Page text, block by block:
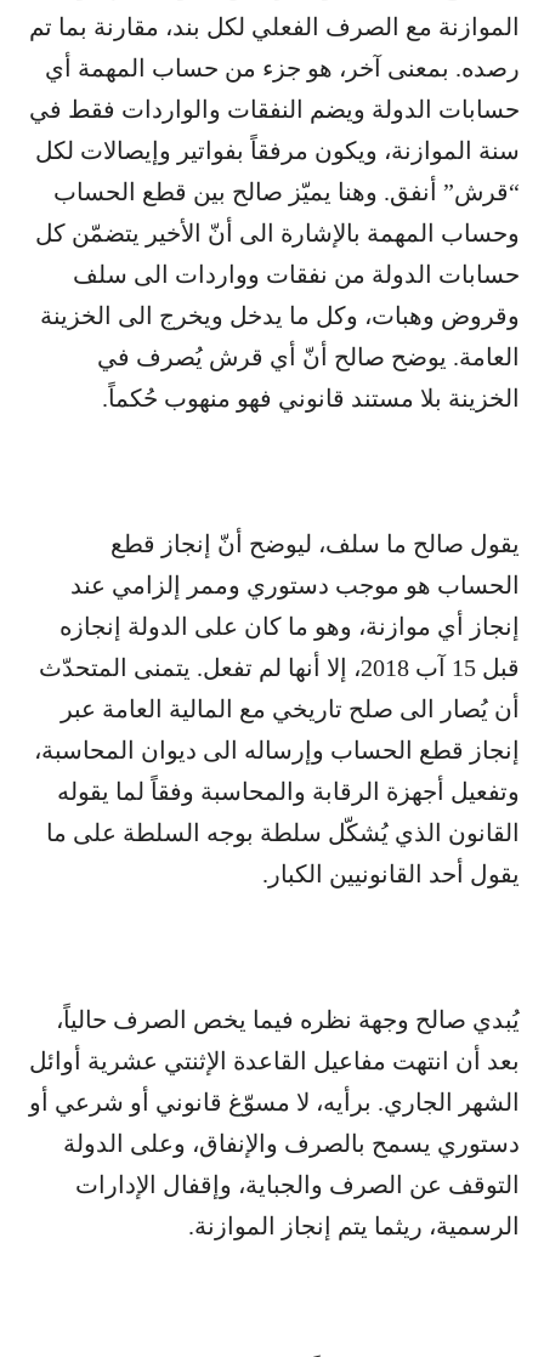
الموازنة مع الصرف الفعلي لكل بند، مقارنة بما تم
رصده. بمعنى آخر، هو جزء من حساب المهمة أي
حسابات الدولة ويضم النفقات والواردات فقط في
سنة الموازنة، ويكون مرفقاً بفواتير وإيصالات لكل
“قرش” أنفق. وهنا يميّز صالح بين قطع الحساب
وحساب المهمة بالإشارة الى أنّ الأخير يتضمّن كل
حسابات الدولة من نفقات وواردات الى سلف
وقروض وهبات، وكل ما يدخل ويخرج الى الخزينة
العامة. يوضح صالح أنّ أي قرش يُصرف في
الخزينة بلا مستند قانوني فهو منهوب حُكماً.
يقول صالح ما سلف، ليوضح أنّ إنجاز قطع
الحساب هو موجب دستوري وممر إلزامي عند
إنجاز أي موازنة، وهو ما كان على الدولة إنجازه
قبل 15 آب 2018، إلا أنها لم تفعل. يتمنى المتحدّث
أن يُصار الى صلح تاريخي مع المالية العامة عبر
إنجاز قطع الحساب وإرساله الى ديوان المحاسبة،
وتفعيل أجهزة الرقابة والمحاسبة وفقاً لما يقوله
القانون الذي يُشكّل سلطة بوجه السلطة على ما
يقول أحد القانونيين الكبار.
يُبدي صالح وجهة نظره فيما يخص الصرف حالياً،
بعد أن انتهت مفاعيل القاعدة الإثنتي عشرية أوائل
الشهر الجاري. برأيه، لا مسوّغ قانوني أو شرعي أو
دستوري يسمح بالصرف والإنفاق، وعلى الدولة
التوقف عن الصرف والجباية، وإقفال الإدارات
الرسمية، ريثما يتم إنجاز الموازنة.